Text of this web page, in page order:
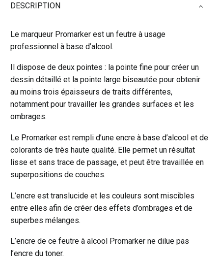
DESCRIPTION
Le marqueur Promarker est un feutre à usage
professionnel à base d’alcool.
Il dispose de deux pointes : la pointe fine pour créer un
dessin détaillé et la pointe large biseautée pour obtenir
au moins trois épaisseurs de traits différentes,
notamment pour travailler les grandes surfaces et les
ombrages.
Le Promarker est rempli d’une encre à base d’alcool et de
colorants de très haute qualité. Elle permet un résultat
lisse et sans trace de passage, et peut être travaillée en
superpositions de couches.
L’encre est translucide et les couleurs sont miscibles
entre elles afin de créer des effets d’ombrages et de
superbes mélanges.
L’encre de ce feutre à alcool Promarker ne dilue pas
l’encre du toner.